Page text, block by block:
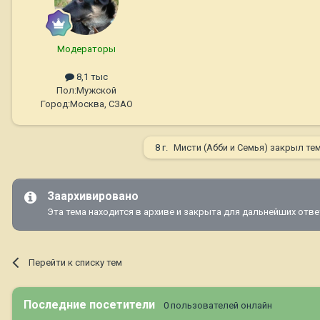
Модераторы
8,1 тыс
Пол:Мужской
Город:Москва, СЗАО
8 г. Мисти (Абби и Семья) закрыл
Заархивировано
Эта тема находится в архиве и закрыта для дальнейших
Перейти к списку тем
Последние посетители 0 пользователей онлайн